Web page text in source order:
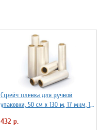
Стрейч-пленка для ручной
упаковки, 50 см х 130 м, 17 мкм, 1
растяжение 300%
432 р.